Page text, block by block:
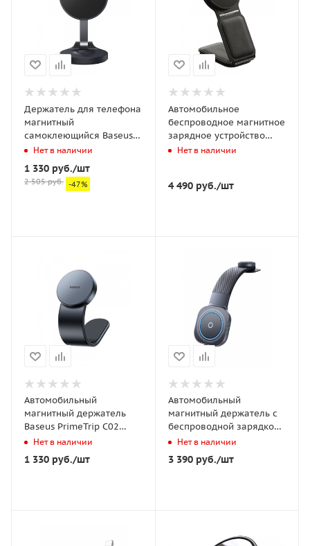
Держатель для телефона
магнитный
самоклеющийся Baseus
MagPro Magnetic черный
(B10564101121-00)
Нет в наличии
1 330 руб./шт
2 505руб. -47%
Автомобильное
беспроводное магнитное
зарядное устройство
Baseus PrimeTrip Series
Mount Stick-on Version
Нет в наличии
4 490руб./шт
Автомобильный
магнитный держатель
Baseus PrimeTrip C02
Magnetic Car Mount
(Android Version) Stick-on
Type (C40169005113-00)
Нет в наличии
1 330 руб./шт
Автомобильный
магнитный держатель с
беспроводной зарядкой
Baseus Prime Trip C03Pro
Magnetic Wireless Car
Charger Mount Чёрный
Нет в наличии
3 390руб./шт